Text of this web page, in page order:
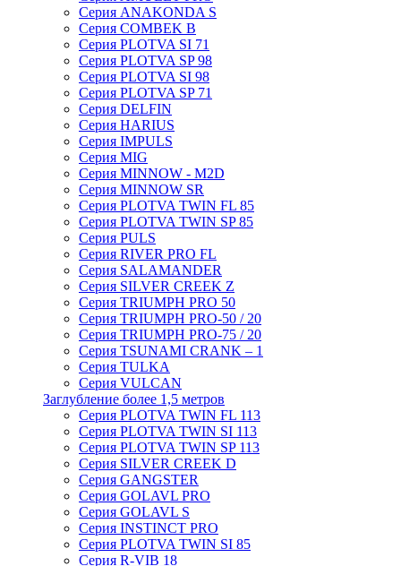
Серия ANAKONDA S
Серия COMBEK B
Серия PLOTVA SI 71
Серия PLOTVA SP 98
Серия PLOTVA SI 98
Серия PLOTVA SP 71
Серия DELFIN
Серия HARIUS
Серия IMPULS
Серия MIG
Серия MINNOW - M2D
Серия MINNOW SR
Серия PLOTVA TWIN FL 85
Серия PLOTVA TWIN SP 85
Серия PULS
Серия RIVER PRO FL
Серия SALAMANDER
Серия SILVER CREEK Z
Серия TRIUMPH PRO 50
Серия TRIUMPH PRO-50 / 20
Серия TRIUMPH PRO-75 / 20
Серия TSUNAMI CRANK – 1
Серия TULKA
Серия VULCAN
Заглубление более 1,5 метров
Серия PLOTVA TWIN FL 113
Серия PLOTVA TWIN SI 113
Серия PLOTVA TWIN SP 113
Серия SILVER CREEK D
Серия GANGSTER
Серия GOLAVL PRO
Серия GOLAVL S
Серия INSTINCT PRO
Серия PLOTVA TWIN SI 85
Серия R-VIB 18